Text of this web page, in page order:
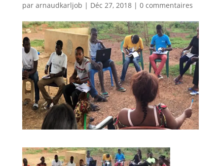
par arnaudkarljob | Déc 27, 2018| 0 commentaires